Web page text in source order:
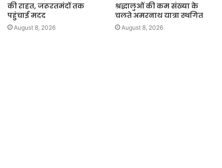
की राहत, जरूरतमंदों तक
पहुंचाई मदद
August 8, 2026
श्रद्धालुओं की कम संख्या के
चलते अमरनाथ यात्रा स्थगित
August 8, 2026